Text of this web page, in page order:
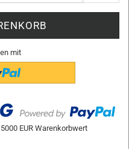
mit
EUR Warenkorbwert